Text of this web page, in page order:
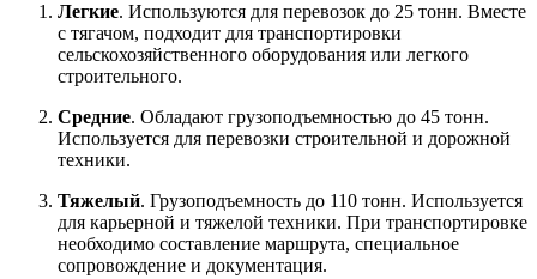
Легкие. Используются для перевозок до 25 тонн. Вместе
с тягачом, подходит для транспортировки
сельскохозяйственного оборудования или легкого
строительного.
Средние. Обладают грузоподъемностью до 45 тонн.
Используется для перевозки строительной и дорожной
техники.
Тяжелый. Грузоподъемность до 110 тонн. Используется
для карьерной и тяжелой техники. При транспортировке
необходимо составление маршрута, специальное
сопровождение и документация.